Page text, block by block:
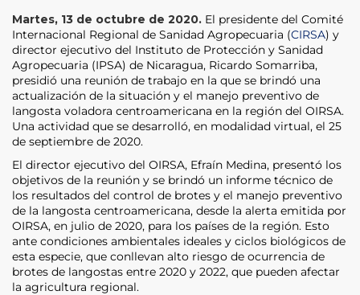
Martes, 13 de octubre de 2020. El presidente del Comité
Internacional Regional de Sanidad Agropecuaria (CIRSA) y
director ejecutivo del Instituto de Protección y Sanidad
Agropecuaria (IPSA) de Nicaragua, Ricardo Somarriba,
presidió una reunión de trabajo en la que se brindó una
actualización de la situación y el manejo preventivo de
langosta voladora centroamericana en la región del OIRSA.
Una actividad que se desarrolló, en modalidad virtual, el 25
de septiembre de 2020.
El director ejecutivo del OIRSA, Efraín Medina, presentó los
objetivos de la reunión y se brindó un informe técnico de
los resultados del control de brotes y el manejo preventivo
de la langosta centroamericana, desde la alerta emitida por
OIRSA, en julio de 2020, para los países de la región. Esto
ante condiciones ambientales ideales y ciclos biológicos de
esta especie, que conllevan alto riesgo de ocurrencia de
brotes de langostas entre 2020 y 2022, que pueden afectar
la agricultura regional.